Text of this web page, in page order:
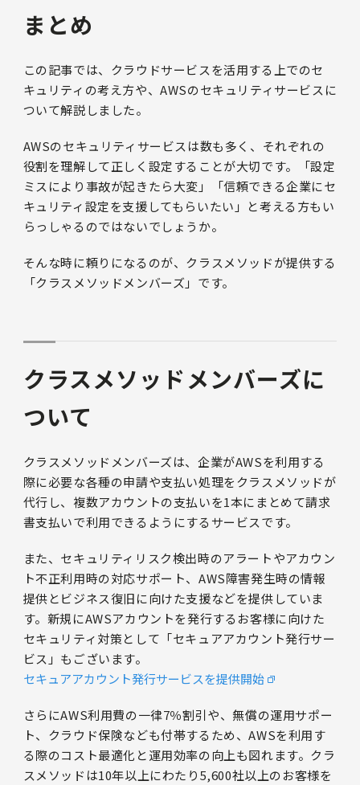
まとめ
この記事では、クラウドサービスを活用する上でのセ
キュリティの考え方や、AWSのセキュリティサービスに
ついて解説しました。
AWSのセキュリティサービスは数も多く、それぞれの
役割を理解して正しく設定することが大切です。「設定
ミスにより事故が起きたら大変」「信頼できる企業にセ
キュリティ設定を支援してもらいたい」と考える方もい
らっしゃるのではないでしょうか。
そんな時に頼りになるのが、クラスメソッドが提供する
「クラスメソッドメンバーズ」です。
クラスメソッドメンバーズに
ついて
クラスメソッドメンバーズは、企業がAWSを利用する
際に必要な各種の申請や支払い処理をクラスメソッドが
代行し、複数アカウントの支払いを1本にまとめて請求
書支払いで利用できるようにするサービスです。
また、セキュリティリスク検出時のアラートやアカウン
ト不正利用時の対応サポート、AWS障害発生時の情報
提供とビジネス復旧に向けた支援などを提供していま
す。新規にAWSアカウントを発行するお客様に向けた
セキュリティ対策として「セキュアアカウント発行サー
ビス」もございます。
セキュアアカウント発行サービスを提供開始
さらにAWS利用費の一律7％割引や、無償の運用サポー
ト、クラウド保険なども付帯するため、AWSを利用す
る際のコスト最適化と運用効率の向上も図れます。クラ
スメソッドは10年以上にわたり5,600社以上のお客様を